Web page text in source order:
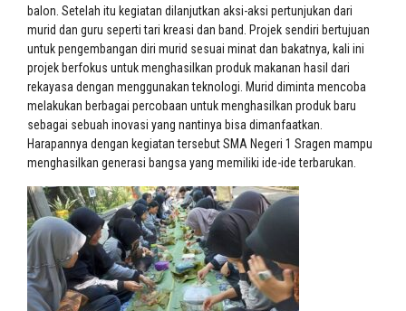
balon. Setelah itu kegiatan dilanjutkan aksi-aksi pertunjukan dari
murid dan guru seperti tari kreasi dan band. Projek sendiri bertujuan
untuk pengembangan diri murid sesuai minat dan bakatnya, kali ini
projek berfokus untuk menghasilkan produk makanan hasil dari
rekayasa dengan menggunakan teknologi. Murid diminta mencoba
melakukan berbagai percobaan untuk menghasilkan produk baru
sebagai sebuah inovasi yang nantinya bisa dimanfaatkan.
Harapannya dengan kegiatan tersebut SMA Negeri 1 Sragen mampu
menghasilkan generasi bangsa yang memiliki ide-ide terbarukan.